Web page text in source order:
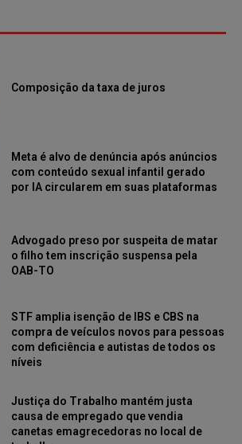
Composição da taxa de juros
Meta é alvo de denúncia após anúncios
com conteúdo sexual infantil gerado
por IA circularem em suas plataformas
Advogado preso por suspeita de matar
o filho tem inscrição suspensa pela
OAB-TO
STF amplia isenção de IBS e CBS na
compra de veículos novos para pessoas
com deficiência e autistas de todos os
níveis
Justiça do Trabalho mantém justa
causa de empregado que vendia
canetas emagrecedoras no local de